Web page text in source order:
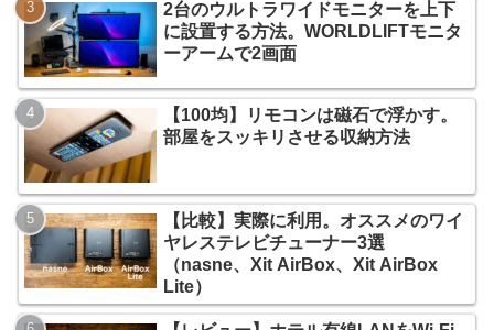
2台のウルトラワイドモニターを上下
に設置する方法。WORLDLIFTモニタ
ーアームで2画面
【100均】リモコンは磁石で浮かす。
部屋をスッキリさせる収納方法
【比較】実際に利用。オススメのワイ
ヤレステレビチューナー3選
（nasne、Xit AirBox、Xit AirBox
Lite）